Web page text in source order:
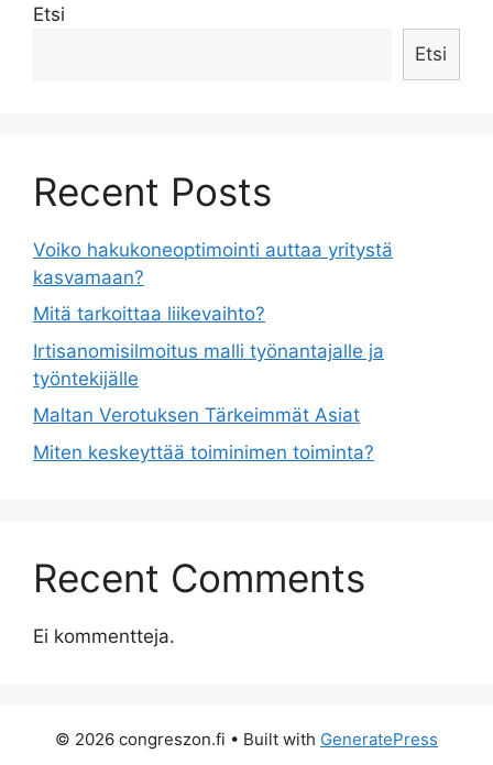
Etsi
Etsi
Recent Posts
Voiko hakukoneoptimointi auttaa yritystä
kasvamaan?
Mitä tarkoittaa liikevaihto?
Irtisanomisilmoitus malli työnantajalle ja
työntekijälle
Maltan Verotuksen Tärkeimmät Asiat
Miten keskeyttää toiminimen toiminta?
Recent Comments
Ei kommentteja.
© 2026 congreszon.fi • Built with GeneratePress